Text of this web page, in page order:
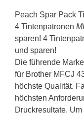
Peach Spar Pack
4 Tintenpatronen
sparen! 4
und sparen!
Die führende
für Brother MFCJ
höchste Qualität.
höchsten
Druckresultate.